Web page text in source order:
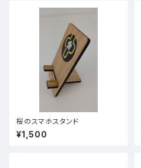
桜のスマホスタンド
¥1,500